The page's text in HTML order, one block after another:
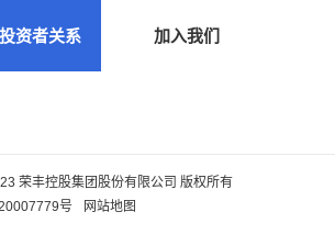
投资者关系 加入我们
荣丰控股集团股份有限公司 版权所有
号
网站地图